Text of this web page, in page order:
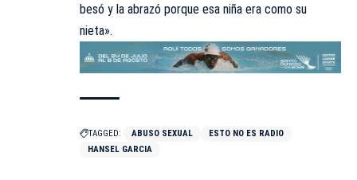
besó y la abrazó porque esa niña era como su
nieta».
TAGGED: ABUSO SEXUAL
ESTO NO ES RADIO
HANSEL GARCIA